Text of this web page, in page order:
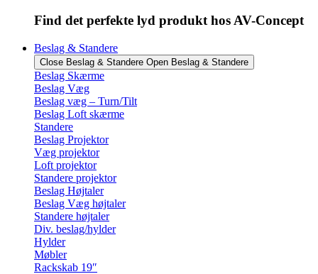
Find det perfekte lyd produkt hos AV-Concept
Beslag & Standere
Close Beslag & Standere Open Beslag & Standere
Beslag Skærme
Beslag Væg
Beslag væg – Turn/Tilt
Beslag Loft skærme
Standere
Beslag Projektor
Væg projektor
Loft projektor
Standere projektor
Beslag Højtaler
Beslag Væg højtaler
Standere højtaler
Div. beslag/hylder
Hylder
Møbler
Rackskab 19″